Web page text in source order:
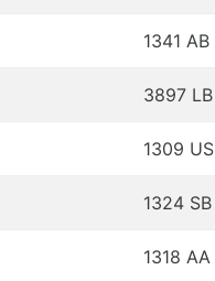
1341 AB
3897 LB
1309 US
1324 SB
1318 AA